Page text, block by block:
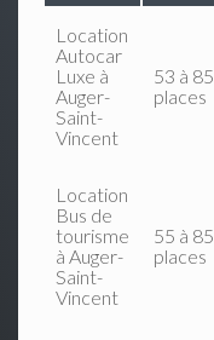
Location
Autocar
Luxe à
Auger-
Saint-
Vincent
53 à 85
places
Location
Bus de
tourisme
à Auger-
Saint-
Vincent
55 à 85
places